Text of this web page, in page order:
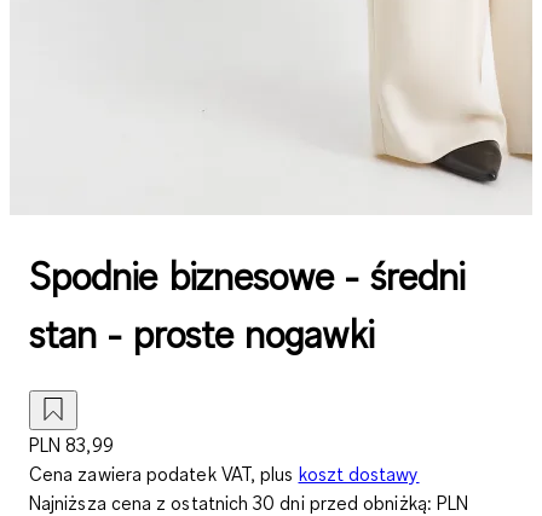
Spodnie biznesowe - średni
stan - proste nogawki
PLN 83,99
Cena zawiera podatek VAT, plus koszt dostawy
Najniższa cena z ostatnich 30 dni przed obniżką: PLN